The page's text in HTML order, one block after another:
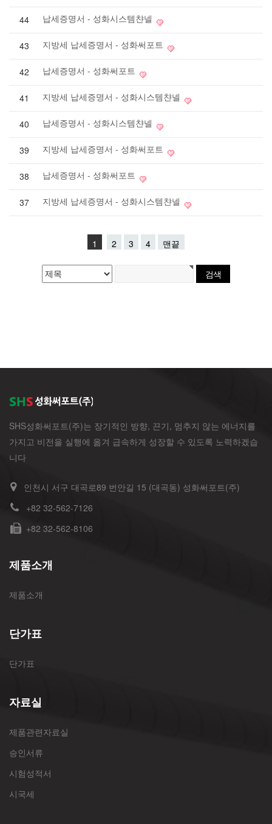
44 납세증명서 - 성화시스템챤넬
43 지방세 납세증명서 - 성화써포트
42 납세증명서 - 성화써포트
41 지방세 납세증명서 - 성화시스템챤넬
40 납세증명서 - 성화시스템챤넬
39 지방세 납세증명서 - 성화써포트
38 납세증명서 - 성화써포트
37 지방세 납세증명서 - 성화시스템챤넬
1 2 3 4 맨끝
SHS성화써포트(주)는 장기적인 방향, 끈기, 멈추지 않는 에너지를
가지고 비전을 실행에 옮겨 급속하게 성장할 수 있도록 노력하겠습
니다
인천시 서구 대곡로89 번안길 15 (대곡동) 성화써포트(주)
+82 32-562-7126
+82 32-562-8106
제품소개
제품소개
단가표
단가표
자료실
제품관련자료실
승인서류
시험성적서
시국세